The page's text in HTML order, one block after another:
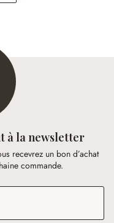
à la newsletter
recevrez un bon d’achat
commande.